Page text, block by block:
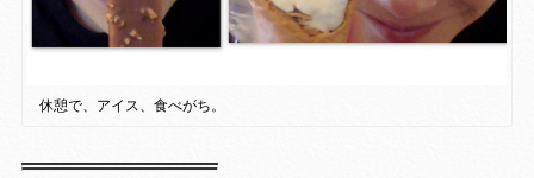
休憩で、アイス、食べがち。